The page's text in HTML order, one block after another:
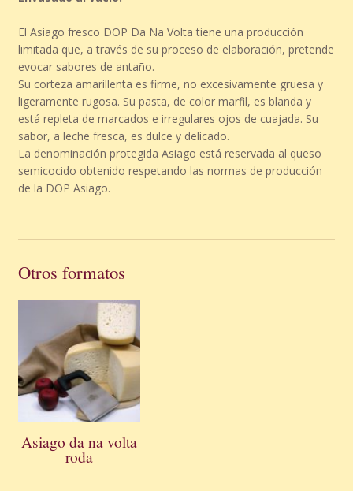
El Asiago fresco DOP Da Na Volta tiene una producción
limitada que, a través de su proceso de elaboración, pretende
evocar sabores de antaño.
Su corteza amarillenta es firme, no excesivamente gruesa y
ligeramente rugosa. Su pasta, de color marfil, es blanda y
está repleta de marcados e irregulares ojos de cuajada. Su
sabor, a leche fresca, es dulce y delicado.
La denominación protegida Asiago está reservada al queso
semicocido obtenido respetando las normas de producción
de la DOP Asiago.
Otros formatos
Asiago da na volta
roda